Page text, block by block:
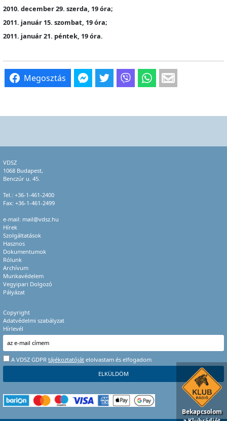
2010. december 29. szerda, 19 óra;
2011. január 15. szombat, 19 óra;
2011. január 21. péntek, 19 óra.
Megosztás
VDSZ
1068 Budapest,
Benczúr u. 45.
Tel.: +36-1-461-2400
Fax: +36-1-461-2499
e-mail: mail@vdsz.hu
Hírek
Szolgáltatások
Hasznos
Dokumentumok
Rólunk
Archívum
Munkavédelem
Vegyipari Dolgozó
Pályázat
Copyright
Adatvédelmi szabályzat
Hírlevél
A VDSZ GDPR tájékoztatóját elolvastam és elfogadom
Bekapcsolom